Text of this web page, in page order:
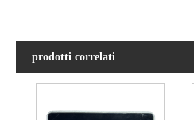
prodotti correlati